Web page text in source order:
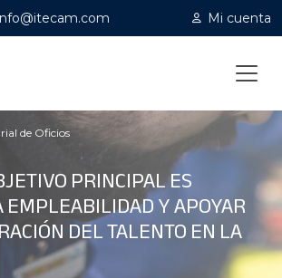
Mi cuenta
de Oficios
PRINCIPAL ES
Y APOYAR
DEL TALENTO EN LA